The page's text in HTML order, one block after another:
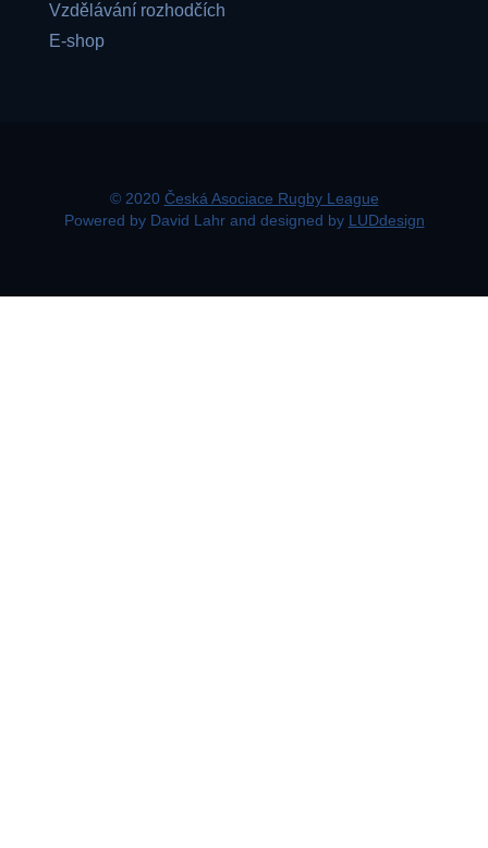
Vzdělávání rozhodčích
E-shop
© 2020 Česká Asociace Rugby League
Powered by David Lahr and designed by LUDdesign